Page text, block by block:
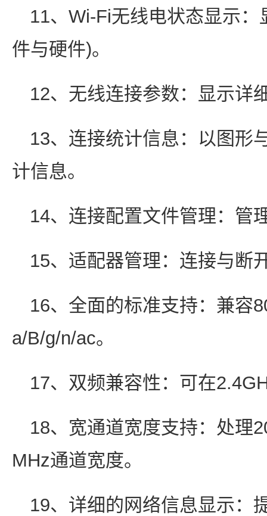
11、Wi-Fi无线电状态显示
件与硬件)。
12、无线连接参数：显示详
13、连接统计信息：以图形
计信息。
14、连接配置文件管理：管
15、适配器管理：连接与断
16、全面的标准支持：兼容
a/B/g/n/ac。
17、双频兼容性：可在
18、宽通道宽度支持：处理
MHz通道宽度。
19、详细的网络信息显示：